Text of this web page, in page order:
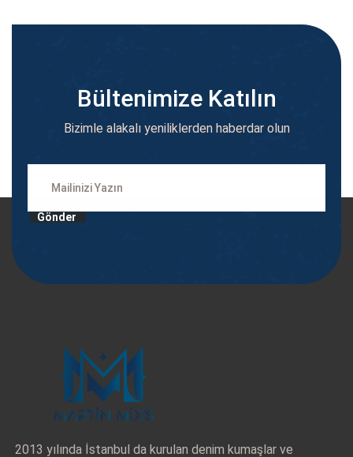
Bültenimize Katılın
Bizimle alakalı yeniliklerden haberdar olun
Gönder
2013 yılında İstanbul da kurulan denim kumaşlar ve